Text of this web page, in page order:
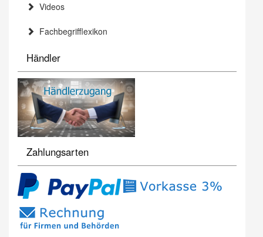
Videos
Fachbegrifflexikon
Händler
Zahlungsarten